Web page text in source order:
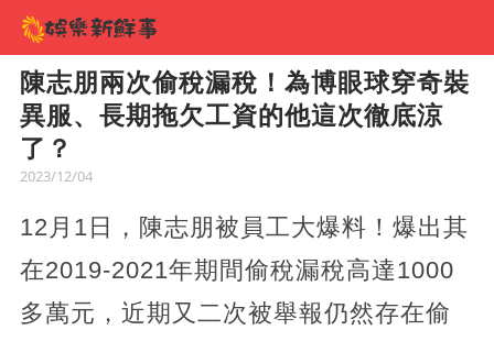
陳志朋兩次偷稅漏稅！為博眼球穿奇裝
異服、長期拖欠工資的他這次徹底涼
了？
2023/12/04
12月1日，陳志朋被員工大爆料！爆出其
在2019-2021年期間偷稅漏稅高達1000
多萬元，近期又二次被舉報仍然存在偷